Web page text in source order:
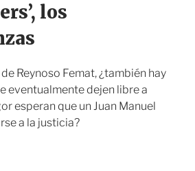
los
Reynoso Femat, ¿también hay
eventualmente dejen libre a
esperan que un Juan Manuel
a la justicia?